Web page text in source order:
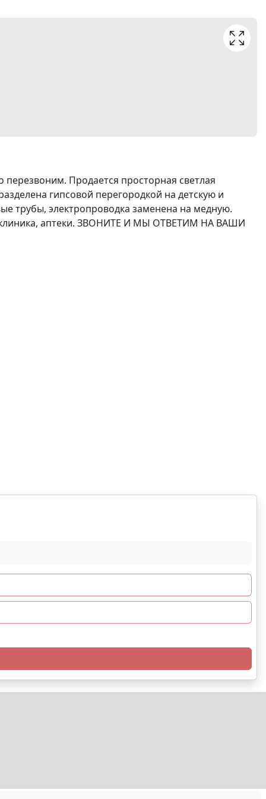
Продается просторная светлая
гипсовой перегородкой на детскую и
трубы, электропроводка заменена на медную.
аптеки. ЗВОНИТЕ И МЫ ОТВЕТИМ НА ВАШИ